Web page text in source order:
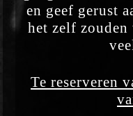
en geef gerust
het zelf
Te reserveren